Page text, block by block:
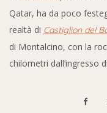
Qatar, ha da poco
realtà di Castiglion del
di Montalcino, con la
chilometri dall’ingresso